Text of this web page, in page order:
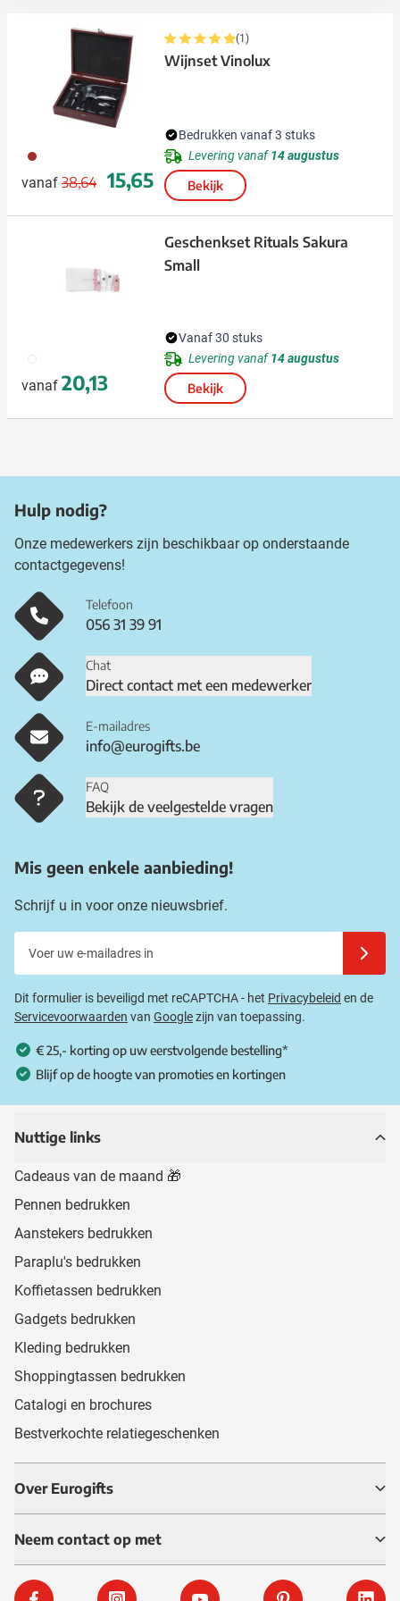
011
vanaf
Normale prijs
38,64
Speciale prijs
15,65
(1)
Wijnset Vinolux
Bedrukken vanaf 3 stuks
Levering vanaf14 augustus
Bekijk
002
vanaf 20,13
Geschenkset Rituals Sakura
Small
Vanaf 30 stuks
Levering vanaf14 augustus
Bekijk
Hulp nodig?
Onze medewerkers zijn beschikbaar op onderstaande
contactgegevens!
Telefoon
056 31 39 91
Chat
Direct contact met een medewerker
E-mailadres
info@eurogifts.be
FAQ
Bekijk de veelgestelde vragen
Mis geen enkele aanbieding!
Schrijf u in voor onze nieuwsbrief.
Dit formulier is beveiligd met reCAPTCHA - het Privacybeleid en de
Servicevoorwaarden van Googlezijn van toepassing.
€ 25,- korting op uw eerstvolgende bestelling*
Blijf op de hoogte van promoties en kortingen
Nuttige links
Cadeaus van de maand 🎁
Pennen bedrukken
Aanstekers bedrukken
Paraplu's bedrukken
Koffietassen bedrukken
Gadgets bedrukken
Kleding bedrukken
Shoppingtassen bedrukken
Catalogi en brochures
Bestverkochte relatiegeschenken
Over Eurogifts
Neem contact op met